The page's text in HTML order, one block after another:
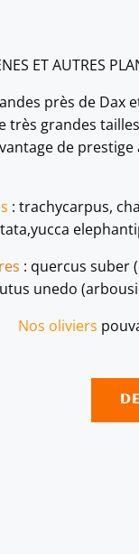
ET AUTRES
près de Dax
très grandes
de
: trachycarpus,
: quercus suber
unedo
Nos oliviers